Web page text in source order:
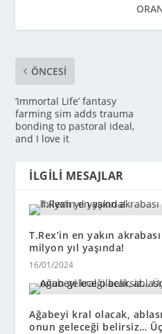
ÖNCESI
‘Immortal Life’ fantasy
farming sim adds trauma
bonding to pastoral ideal,
and I love it
İLGILI MESAJLAR
T.Rex’in en yakın
milyon yıl yaşında!
16/01/2024
Ağabeyi kral olacak,
onun geleceği belirsiz…